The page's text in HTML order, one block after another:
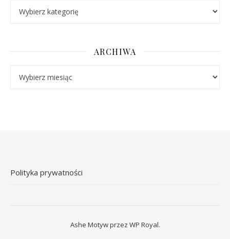
ARCHIWA
Polityka prywatności
Ashe Motyw przez WP Royal.